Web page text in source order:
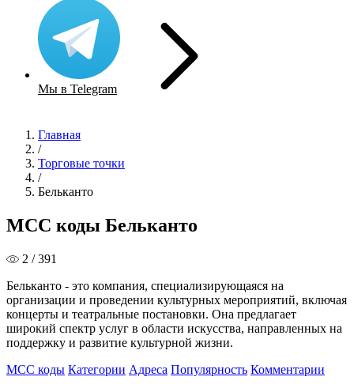
Мы в Telegram
Главная
/
Торговые точки
/
Бельканто
MCC коды Бельканто
2 / 391
Бельканто - это компания, специализирующаяся на
организации и проведении культурных мероприятий, включая
концерты и театральные постановки. Она предлагает
широкий спектр услуг в области искусства, направленных на
поддержку и развитие культурной жизни.
MCC коды Категории Адреса Популярность Комментарии